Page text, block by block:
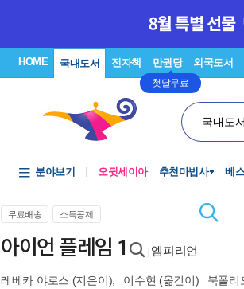
HOME 국내도서 전자책 만권당
첫달무료
외국도서
국내도
분야보기 오뒷세이아 추천마법사 베
무료배송 소득공제
아이언 플레임 1 엠피리언
레베카 야로스 (지은이), 이수현 (옮긴이) 북폴리